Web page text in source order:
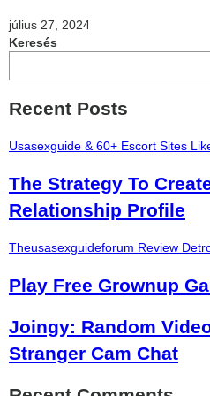
július 27, 2024
Keresés
Recent Posts
Usasexguide & 60+ Escort Sites
The Strategy To
Relationship Profile
Theusasexguideforum Review
Play Free Grownup
Joingy: Random
Stranger Cam Chat